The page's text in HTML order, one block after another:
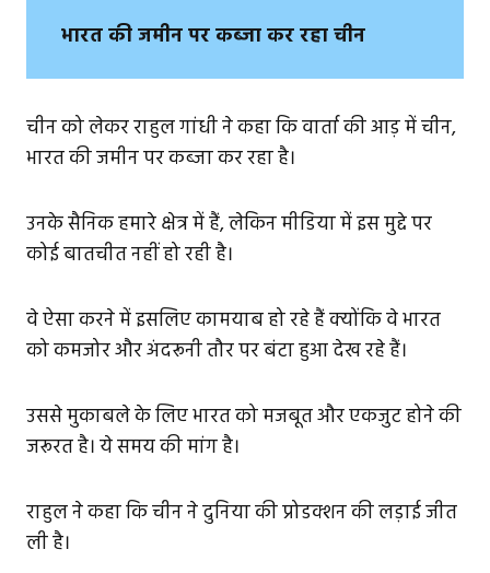
भारत की जमीन पर कब्जा कर रहा चीन
चीन को लेकर राहुल गांधी ने कहा कि वार्ता की आड़ में चीन,
भारत की जमीन पर कब्जा कर रहा है।
उनके सैनिक हमारे क्षेत्र में हैं, लेकिन मीडिया में इस मुद्दे पर
कोई बातचीत नहीं हो रही है।
वे ऐसा करने में इसलिए कामयाब हो रहे हैं क्योंकि वे भारत
को कमजोर और अंदरूनी तौर पर बंटा हुआ देख रहे हैं।
उससे मुकाबले के लिए भारत को मजबूत और एकजुट होने की
जरूरत है। ये समय की मांग है।
राहुल ने कहा कि चीन ने दुनिया की प्रोडक्शन की लड़ाई जीत
ली है।